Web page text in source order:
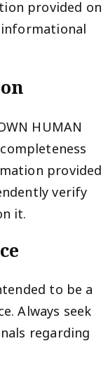
provided on
HUMAN
provided
verify
it.
to be a
Always seek
regarding